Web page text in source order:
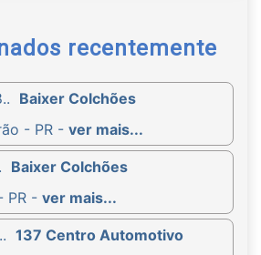
recentemente
Baixer Colchões
- PR - ver mais...
Baixer Colchões
PR - ver mais...
137 Centro Automotivo